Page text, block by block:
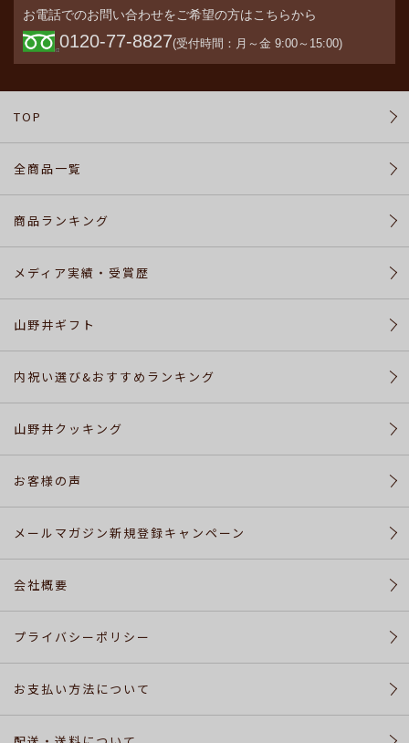
員
登
録
ロ
グ
イ
カ
ー
配
送・
に
つ
て
お
い
合
わ
お電話でのお問い合わせをご希望の方はこちらから
0120-77-8827(受付時間：月～金 9:00～15:00)
TOP
全商品一覧
商品ランキング
メディア実績・受賞歴
山野井ギフト
内祝い選び&おすすめランキング
山野井クッキング
お客様の声
メールマガジン新規登録キャンペーン
会社概要
プライバシーポリシー
お支払い方法について